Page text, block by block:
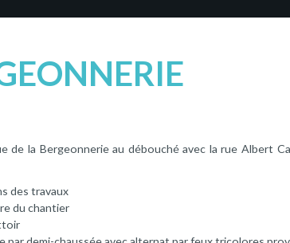
de la Bergeonnerie au débouché avec la rue Albert
des travaux
du chantier